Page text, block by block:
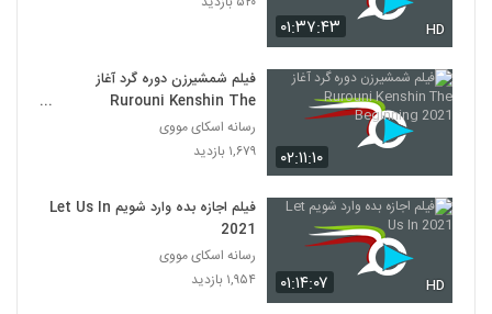
۰۱:۳۷:۴۳ HD
۰۲:۱۱:۱۰
فیلم شمشیرزن دوره گرد آغاز
Rurouni Kenshin The
Beginning 2021
رسانه اسکای مووی
۱,۶۷۹ بازدید
۰۱:۱۴:۰۷ HD
فیلم اجازه بده وارد شویم Let Us In
2021
رسانه اسکای مووی
۱,۹۵۴ بازدید